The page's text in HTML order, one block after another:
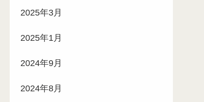
2025年3月
2025年1月
2024年9月
2024年8月